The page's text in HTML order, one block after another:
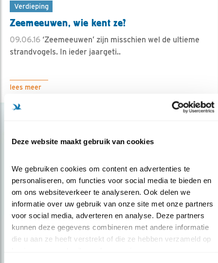
Deze website maakt gebruik van cookies
We gebruiken cookies om content en advertenties te
personaliseren, om functies voor social media te bieden en
om ons websiteverkeer te analyseren. Ook delen we
informatie over uw gebruik van onze site met onze partners
voor social media, adverteren en analyse. Deze partners
kunnen deze gegevens combineren met andere informatie
die u aan ze heeft verstrekt of die ze hebben verzameld op
Verdieping
Zeemeeuwen, wie kent ze?
09.06.16 ‘Zeemeeuwen’ zijn misschien wel de ultieme
strandvogels. In ieder jaargeti..
lees meer
Op de hoogte blijven?
Meld je aan en ontvang nieuws, inspiratie, acties en tips
over vogels en activiteiten van Vogelbescherming.
AANMELDEN VOGELNIEUWS